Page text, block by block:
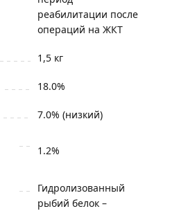
реабилитации после
операций на ЖКТ
1,5 кг
18.0%
7.0% (низкий)
1.2%
Гидролизованный
рыбий белок –